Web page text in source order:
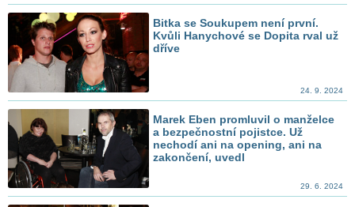
Bitka se Soukupem není první.
Kvůli Hanychové se Dopita rval už
dříve
24. 9. 2024
Marek Eben promluvil o manželce
a bezpečnostní pojistce. Už
nechodí ani na opening, ani na
zakončení, uvedl
29. 6. 2024